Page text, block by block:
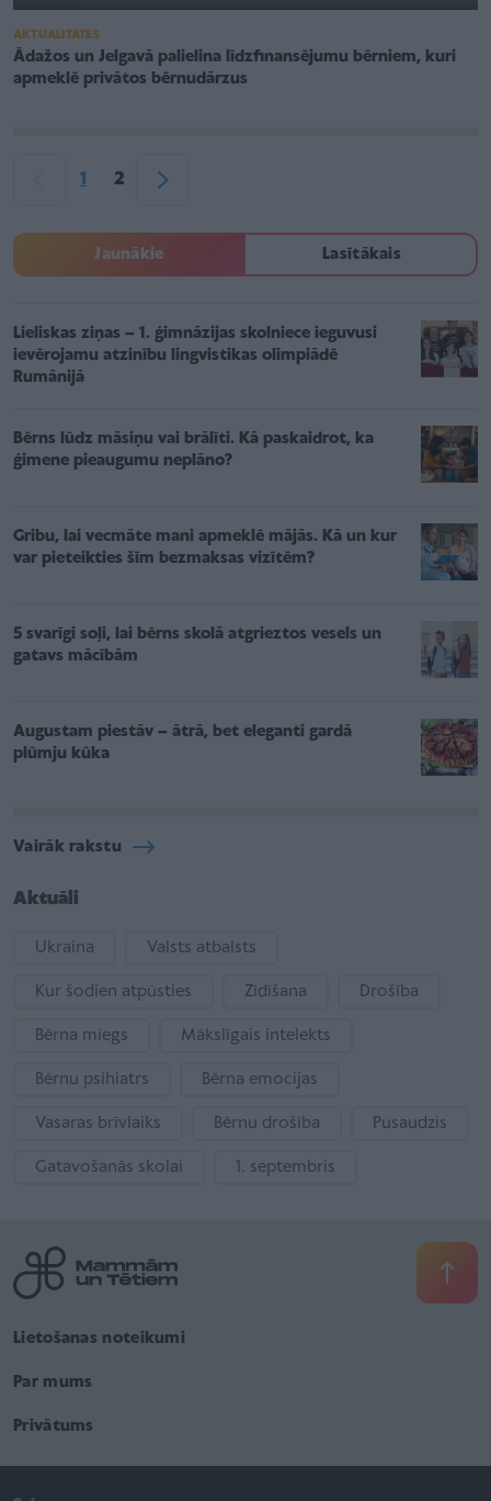
AKTUALITĀTES
Ādažos un Jelgavā palielina līdzfinansējumu bērniem, kuri
apmeklē privātos bērnudārzus
1 2
Jaunākie Lasītākais
Lieliskas ziņas – 1. ģimnāzijas skolniece ieguvusi
ievērojamu atzinību lingvistikas olimpiādē
Rumānijā
Bērns lūdz māsiņu vai brālīti. Kā paskaidrot, ka
ģimene pieaugumu neplāno?
Gribu, lai vecmāte mani apmeklē mājās. Kā un kur
var pieteikties šīm bezmaksas vizītēm?
5 svarīgi soļi, lai bērns skolā atgrieztos vesels un
gatavs mācībām
Augustam piestāv – ātrā, bet eleganti gardā
plūmju kūka
Vairāk rakstu
Aktuāli
Ukraina Valsts atbalsts
Kur šodien atpūsties Zīdīšana Drošība
Bērna miegs Mākslīgais intelekts
Bērnu psihiatrs Bērna emocijas
Vasaras brīvlaiks Bērnu drošība Pusaudzis
Gatavošanās skolai 1. septembris
Lietošanas noteikumi
Par mums
Privātums